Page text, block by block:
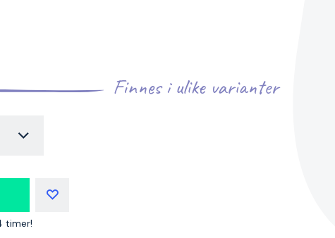
Finnes i ulike varianter
timer!